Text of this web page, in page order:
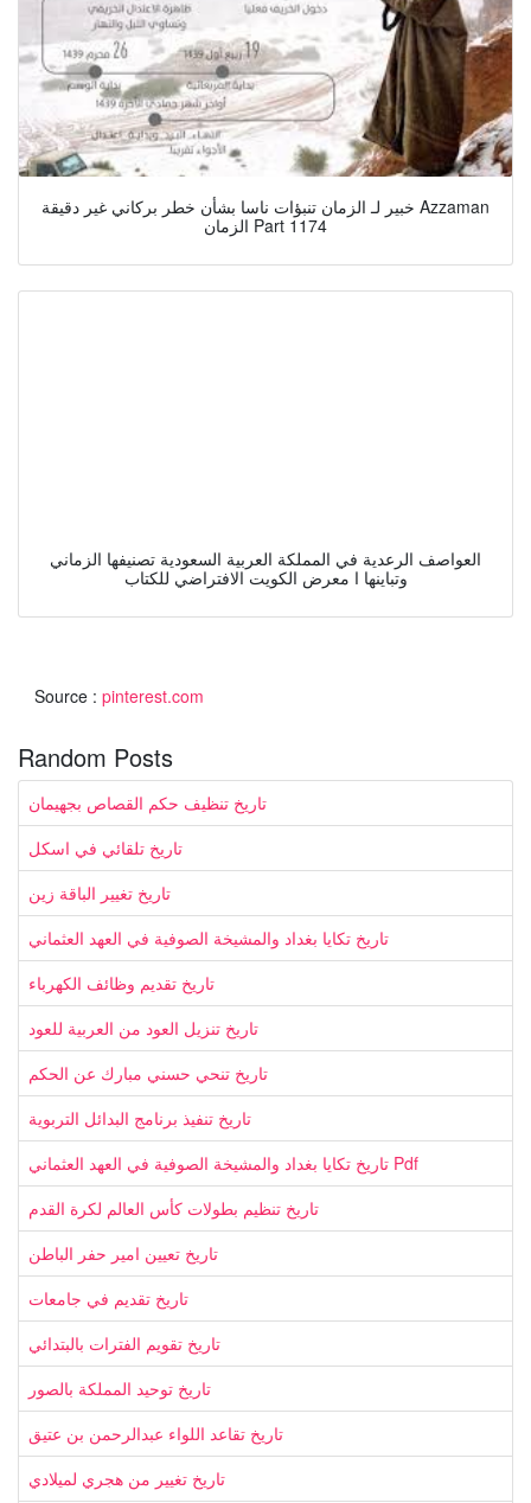
خبير لـ الزمان تنبؤات ناسا بشأن خطر بركاني غير دقيقة Azzaman
الزمان Part 1174
العواصف الرعدية في المملكة العربية السعودية تصنيفها الزماني
وتباينها ا معرض الكويت الافتراضي للكتاب
Source : pinterest.com
Random Posts
تاريخ تنظيف حكم القصاص بجهيمان
تاريخ تلقائي في اسكل
تاريخ تغيير الباقة زين
تاريخ تكايا بغداد والمشيخة الصوفية في العهد العثماني
تاريخ تقديم وظائف الكهرباء
تاريخ تنزيل العود من العربية للعود
تاريخ تنحي حسني مبارك عن الحكم
تاريخ تنفيذ برنامج البدائل التربوية
تاريخ تكايا بغداد والمشيخة الصوفية في العهد العثماني Pdf
تاريخ تنظيم بطولات كأس العالم لكرة القدم
تاريخ تعيين امير حفر الباطن
تاريخ تقديم في جامعات
تاريخ تقويم الفترات بالبتدائي
تاريخ توحيد المملكة بالصور
تاريخ تقاعد اللواء عبدالرحمن بن عتيق
تاريخ تغيير من هجري لميلادي